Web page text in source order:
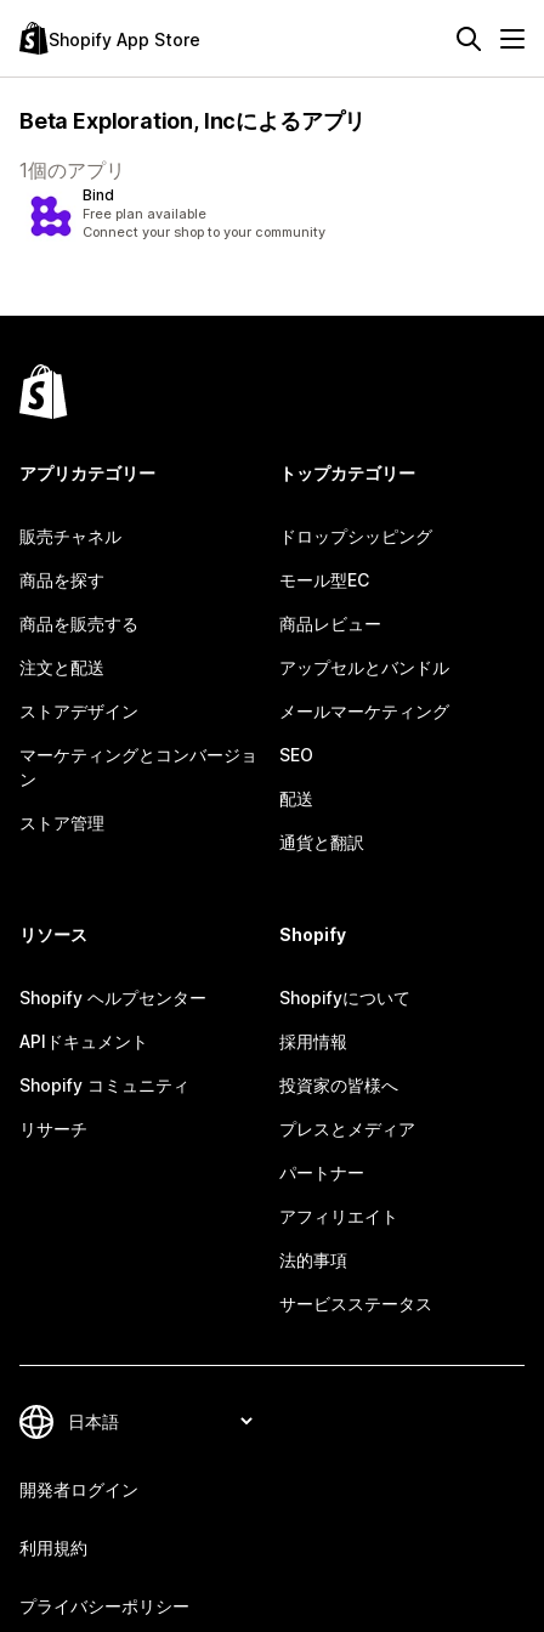
Shopify App Store
Beta Exploration, Incによるアプリ
1個のアプリ
Bind
Free plan available
Connect your shop to your community
アプリカテゴリー
販売チャネル
商品を探す
商品を販売する
注文と配送
ストアデザイン
マーケティングとコンバージョ
ン
ストア管理
トップカテゴリー
ドロップシッピング
モール型EC
商品レビュー
アップセルとバンドル
メールマーケティング
SEO
配送
通貨と翻訳
リソース
Shopify ヘルプセンター
APIドキュメント
Shopify コミュニティ
リサーチ
Shopify
Shopifyについて
採用情報
投資家の皆様へ
プレスとメディア
パートナー
アフィリエイト
法的事項
サービスステータス
開発者ログイン
利用規約
プライバシーポリシー